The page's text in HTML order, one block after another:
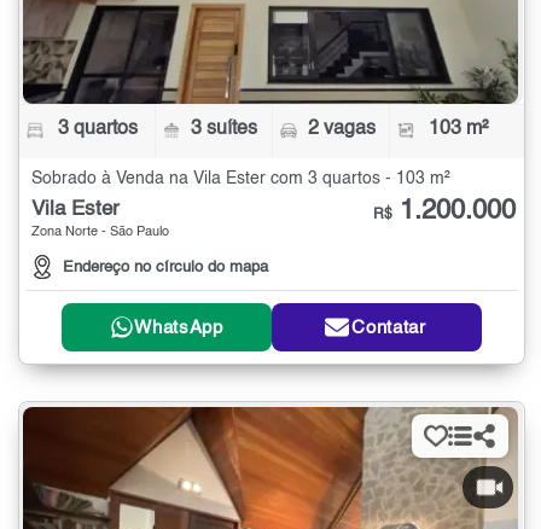
3 quartos 3 suítes 2 vagas 103 m²
Sobrado à Venda na Vila Ester com 3 quartos - 103 m²
Vila Ester
Zona Norte - São Paulo
Endereço no círculo do mapa
R$ 1.200.000
WhatsApp Contatar